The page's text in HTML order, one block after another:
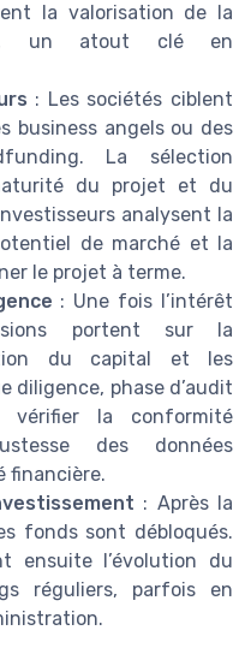
la valorisation de la
un atout clé en
: Les sociétés ciblent
business angels ou des
La sélection
du projet et du
analysent la
de marché et la
le projet à terme.
: Une fois l’intérêt
portent sur la
du capital et les
diligence, phase d’audit
vérifier la conformité
des données
financière.
: Après la
fonds sont débloqués.
ensuite l’évolution du
réguliers, parfois en